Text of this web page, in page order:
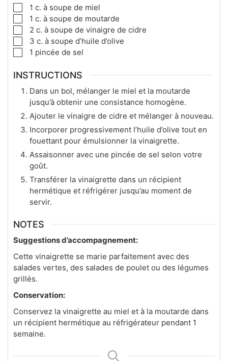
1 c. à soupe de miel
1 c. à soupe de moutarde
2 c. à soupe de vinaigre de cidre
3 c. à soupe d’huile d’olive
1 pincée de sel
INSTRUCTIONS
Dans un bol, mélanger le miel et la moutarde
jusqu’à obtenir une consistance homogène.
Ajouter le vinaigre de cidre et mélanger à nouveau.
Incorporer progressivement l’huile d’olive tout en
fouettant pour émulsionner la vinaigrette.
Assaisonner avec une pincée de sel selon votre
goût.
Transférer la vinaigrette dans un récipient
hermétique et réfrigérer jusqu’au moment de
servir.
NOTES
Suggestions d’accompagnement:
Cette vinaigrette se marie parfaitement avec des
salades vertes, des salades de poulet ou des légumes
grillés.
Conservation:
Conservez la vinaigrette au miel et à la moutarde dans
un récipient hermétique au réfrigérateur pendant 1
semaine.